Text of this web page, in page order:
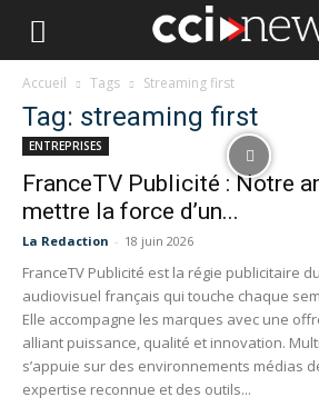
Accueil Tags Streaming first
Tag: streaming first
ENTREPRISES
FranceTV Publicité : Notre
mettre la force d’un...
La Redaction - 18 juin 2026
FranceTV Publicité est la régie publicitaire
audiovisuel français qui touche chaque
Elle accompagne les marques avec une
alliant puissance, qualité et innovation.
s’appuie sur des environnements médias
expertise reconnue et des outils...